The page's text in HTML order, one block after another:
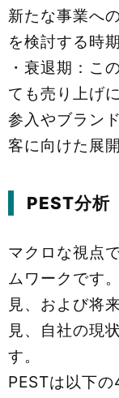
新たな事業へ
を検討する時期
・衰退期：こ
ても売り上げ
参入やブラン
客に向けた展
PEST分析
マクロな視点
ムワークです
見、および将
見、自社の現
す。
PESTは以下の